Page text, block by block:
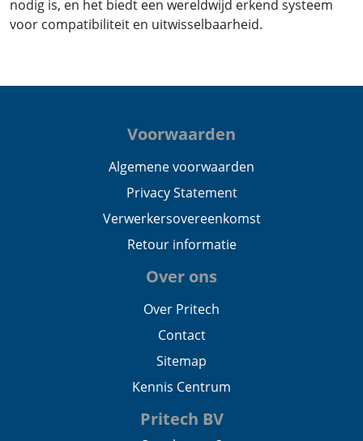
nodig is, en het biedt een wereldwijd erkend systeem
voor compatibiliteit en uitwisselbaarheid.
Voorwaarden
Algemene voorwaarden
Privacy Statement
Verwerkersovereenkomst
Retour informatie
Over ons
Over Pritech
Contact
Sitemap
Kennis Centrum
Pritech BV